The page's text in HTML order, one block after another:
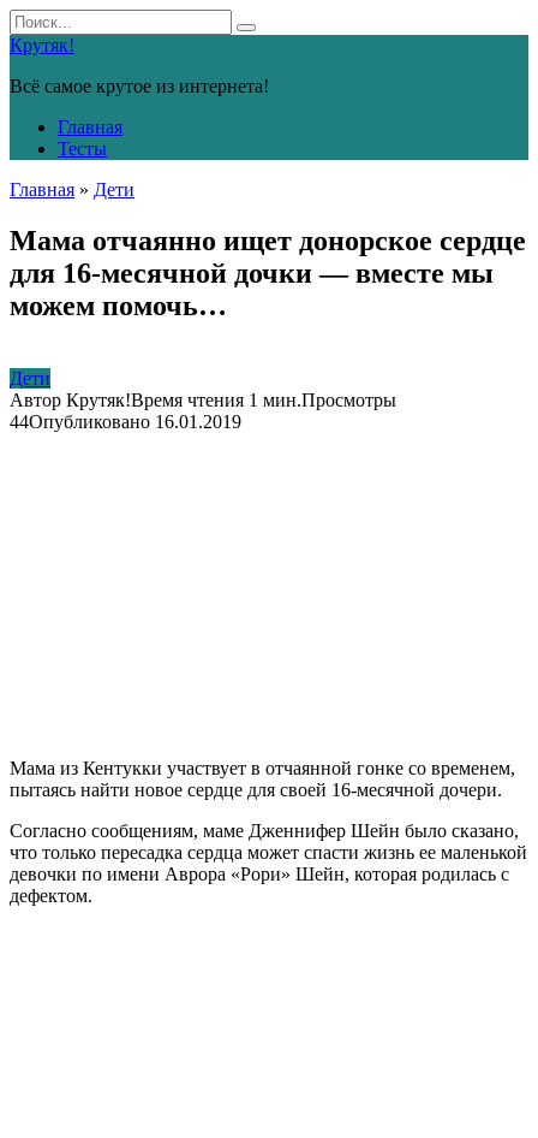
Перейти
к
контенту
Search
for:
Крутяк!
Всё самое крутое из интернета!
Главная
Тесты
Главная » Дети
Мама отчаянно ищет донорское сердце
для 16-месячной дочки — вместе мы
можем помочь…
Дети
Автор Крутяк!Время чтения 1 мин.Просмотры
44Опубликовано 16.01.2019
Мама из Кентукки участвует в отчаянной гонке со временем,
пытаясь найти новое сердце для своей 16-месячной дочери.
Согласно сообщениям, маме Дженнифер Шейн было сказано,
что только пересадка сердца может спасти жизнь ее маленькой
девочки по имени Аврора «Рори» Шейн, которая родилась с
дефектом.